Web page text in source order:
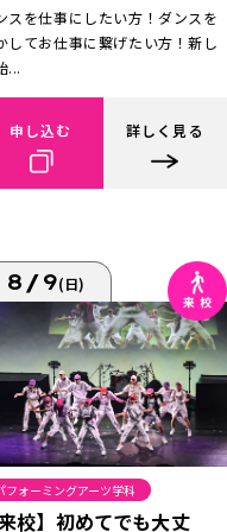
スを仕事にしたい方！ダンスを
してお仕事に繋げたい方！新し
...
申し込む 詳しく見る
8/9(日)
フォーミングアーツ学科
来校】初めてでも大丈